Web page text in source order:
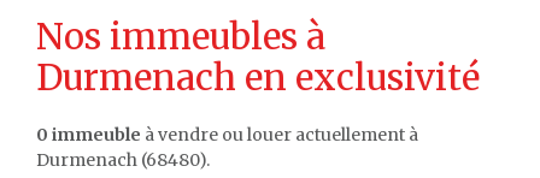
Nos immeubles à
Durmenach en exclusivité
0 immeuble à vendre ou louer actuellement à
Durmenach (68480).